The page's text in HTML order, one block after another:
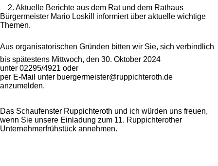
2. Aktuelle Berichte aus dem Rat und dem Rathaus
Bürgermeister Mario Loskill informiert über aktuelle wichtige
Themen.
Aus organisatorischen Gründen bitten wir Sie, sich verbindlich
bis spätestens Mittwoch, den 30. Oktober 2024
unter 02295/4921 oder
per E-Mail unter buergermeister@ruppichteroth.de
anzumelden.
Das Schaufenster Ruppichteroth und ich würden uns freuen,
wenn Sie unsere Einladung zum 11. Ruppichterother
Unternehmerfrühstück annehmen.